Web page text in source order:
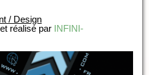
/ Design
réalisé par INFINI-